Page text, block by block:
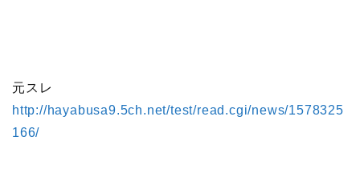
元スレ
http://hayabusa9.5ch.net/test/read.cgi/news/1578325
166/